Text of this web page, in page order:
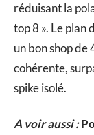
réduisant la
top 8 ». Le plan
un bon shop de
cohérente,
spike isolé.
A voir aussi :